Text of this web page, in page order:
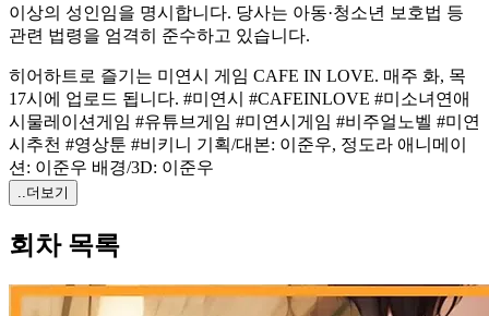
이상의 성인임을 명시합니다. 당사는 아동·청소년 보호법 등
관련 법령을 엄격히 준수하고 있습니다.
히어하트로 즐기는 미연시 게임 CAFE IN LOVE. 매주 화, 목
17시에 업로드 됩니다. #미연시 #CAFEINLOVE #미소녀연애
시물레이션게임 #유튜브게임 #미연시게임 #비주얼노벨 #미연
시추천 #영상툰 #비키니 기획/대본: 이준우, 정도라 애니메이
션: 이준우 배경/3D: 이준우
..더보기
회차 목록